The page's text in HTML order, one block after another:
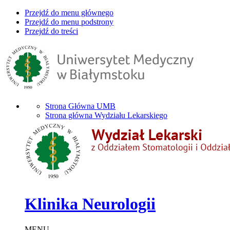
Przejdź do menu głównego
Przejdź do menu podstrony
Przejdź do treści
Strona Główna UMB
Strona główna Wydziału Lekarskiego
Klinika Neurologii